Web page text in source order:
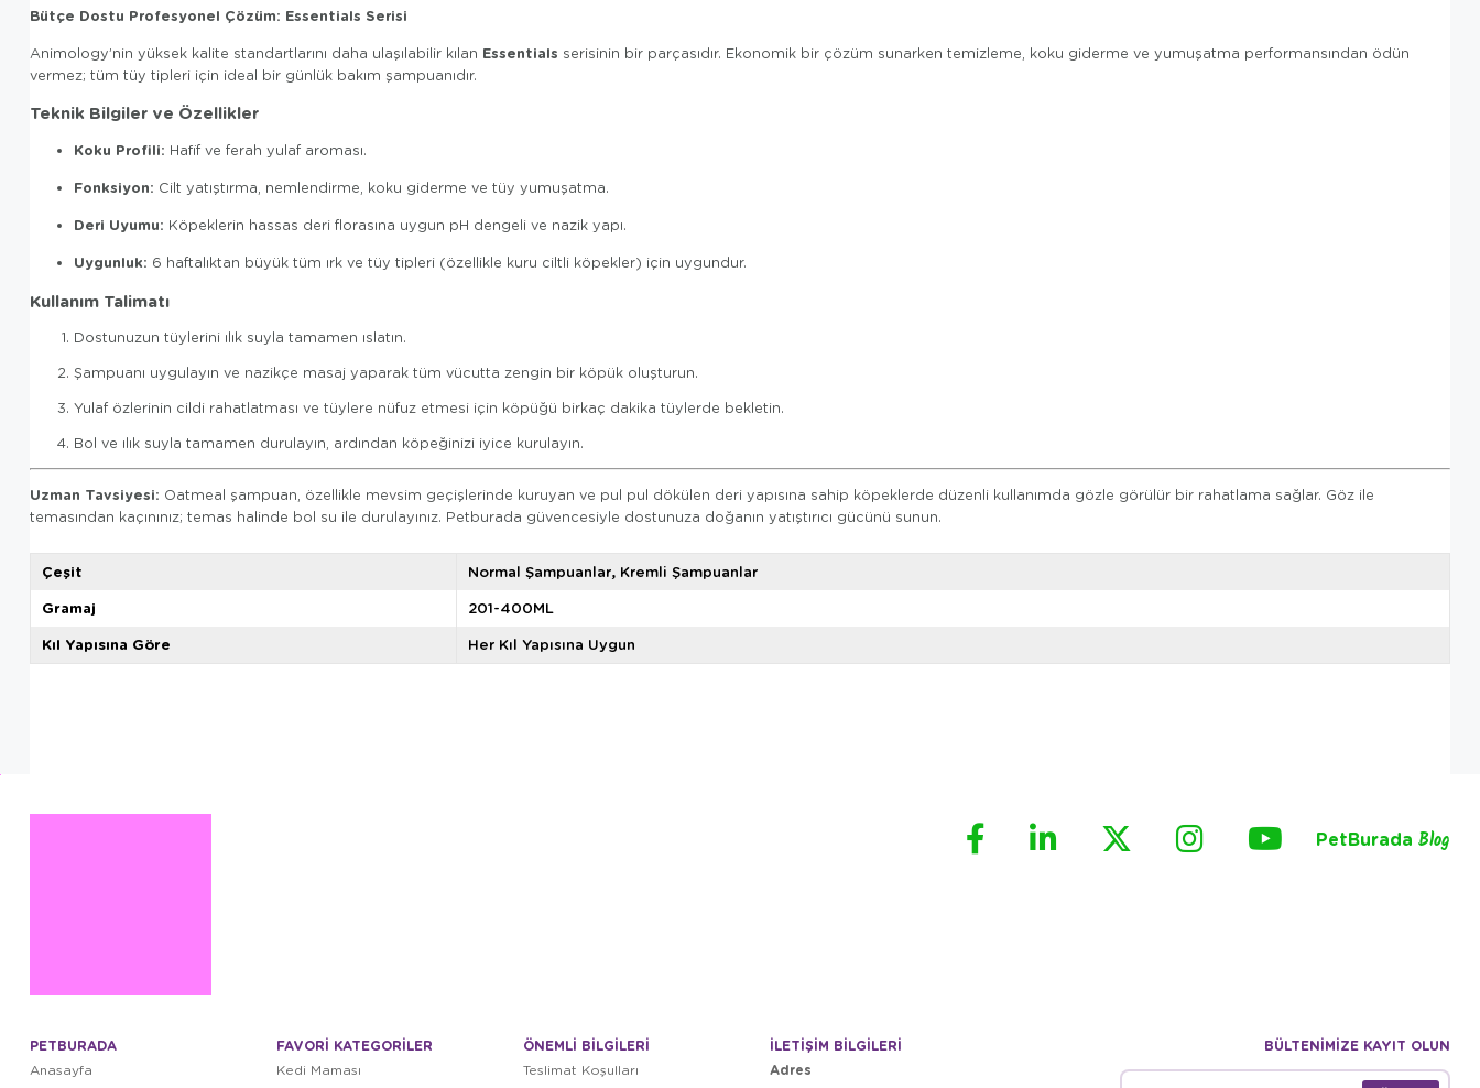
Bütçe Dostu Profesyonel Çözüm: Essentials Serisi
Animology’nin yüksek kalite standartlarını daha ulaşılabilir kılan Essentials serisinin bir parçasıdır. Ekonomik bir çözüm sunarken temizleme, koku giderme ve yumuşatma performansından ödün
vermez; tüm tüy tipleri için ideal bir günlük bakım şampuanıdır.
Teknik Bilgiler ve Özellikler
Koku Profili: Hafif ve ferah yulaf aroması.
Fonksiyon: Cilt yatıştırma, nemlendirme, koku giderme ve tüy yumuşatma.
Deri Uyumu: Köpeklerin hassas deri florasına uygun pH dengeli ve nazik yapı.
Uygunluk: 6 haftalıktan büyük tüm ırk ve tüy tipleri (özellikle kuru ciltli köpekler) için uygundur.
Kullanım Talimatı
Dostunuzun tüylerini ılık suyla tamamen ıslatın.
Şampuanı uygulayın ve nazikçe masaj yaparak tüm vücutta zengin bir köpük oluşturun.
Yulaf özlerinin cildi rahatlatması ve tüylere nüfuz etmesi için köpüğü birkaç dakika tüylerde bekletin.
Bol ve ılık suyla tamamen durulayın, ardından köpeğinizi iyice kurulayın.
Uzman Tavsiyesi: Oatmeal şampuan, özellikle mevsim geçişlerinde kuruyan ve pul pul dökülen deri yapısına sahip köpeklerde düzenli kullanımda gözle görülür bir rahatlama sağlar. Göz ile
temasından kaçınınız; temas halinde bol su ile durulayınız. Petburada güvencesiyle dostunuza doğanın yatıştırıcı gücünü sunun.
Çeşit Normal Şampuanlar Kremli Şampuanlar
Gramaj
201-400ML
Kıl Yapısına Göre
Her Kıl Yapısına Uygun
PetBurada Blog
PETBURADA
Anasayfa
FAVORİ KATEGORİLER
Kedi Maması
ÖNEMLİ BİLGİLERİ
Teslimat Koşulları
İLETİŞİM BİLGİLERİ
Adres
BÜLTENİMİZE KAYIT OLUN